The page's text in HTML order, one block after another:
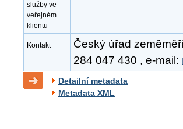
služby ve
veřejném
klientu
Kontakt
Český úřad
284 047 430 , e-mail:
Detailní metadata
Metadata XML